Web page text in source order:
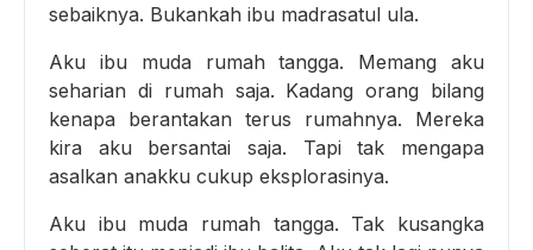
sebaiknya. Bukankah ibu madrasatul ula.
Aku ibu muda rumah tangga. Memang aku
seharian di rumah saja. Kadang orang bilang
kenapa berantakan terus rumahnya. Mereka
kira aku bersantai saja. Tapi tak mengapa
asalkan anakku cukup eksplorasinya.
Aku ibu muda rumah tangga. Tak kusangka